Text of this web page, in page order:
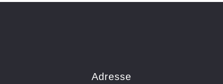
Adresse